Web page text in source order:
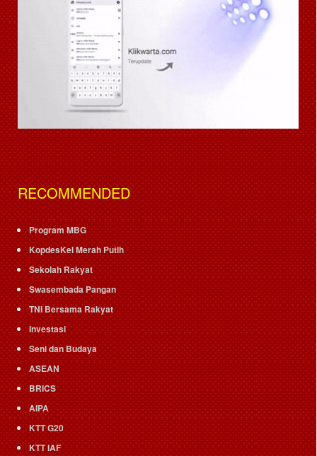
RECOMMENDED
Program MBG
KopdesKel Merah Putih
Sekolah Rakyat
Swasembada Pangan
TNI Bersama Rakyat
Investasi
Seni dan Budaya
ASEAN
BRICS
AIPA
KTT G20
KTT IAF